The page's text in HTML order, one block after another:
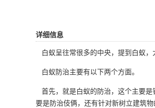
详细信息
白蚁呈往常很多的中央，提到白蚁
白蚁防治主要有以下两个方面。
首先，就是白蚁的防治，这个主要
要是防治伎俩，还有针对新树立建筑